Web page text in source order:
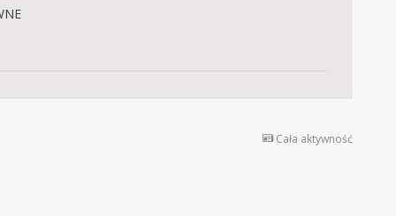
Cała aktywność